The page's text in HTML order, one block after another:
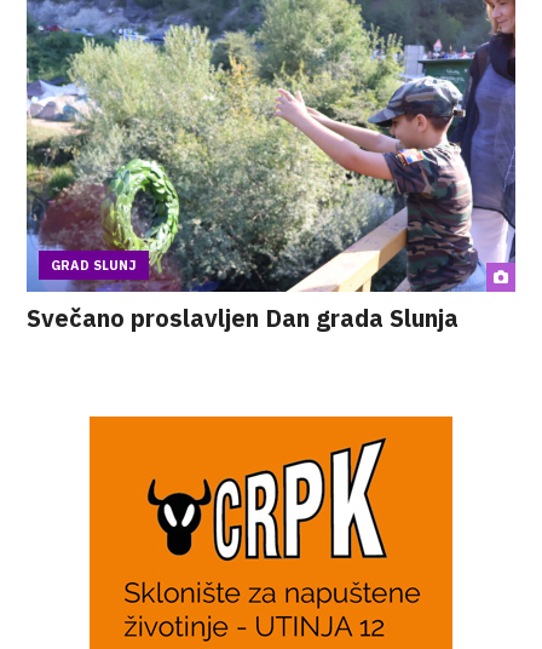
GRAD SLUNJ
Svečano proslavljen Dan grada Slunja